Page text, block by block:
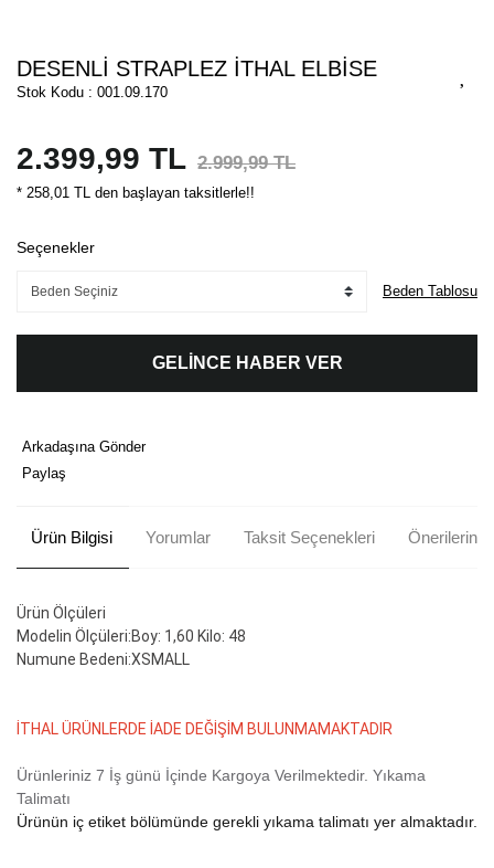
DESENLİ STRAPLEZ İTHAL ELBİSE
Stok Kodu : 001.09.170
2.399,99 TL 2.999,99 TL
* 258,01 TL den başlayan taksitlerle!!
Seçenekler
Beden Tablosu
GELİNCE HABER VER
Arkadaşına Gönder
Paylaş
Ürün Bilgisi Yorumlar Taksit Seçenekleri Önerileriniz
Ürün Ölçüleri
Modelin Ölçüleri:Boy: 1,60 Kilo: 48
Numune Bedeni:XSMALL
İTHAL ÜRÜNLERDE İADE DEĞİŞİM BULUNMAMAKTADIR
Ürünleriniz 7 İş günü İçinde Kargoya Verilmektedir. Yıkama
Talimatı
Ürünün iç etiket bölümünde gerekli yıkama talimatı yer almaktadır.